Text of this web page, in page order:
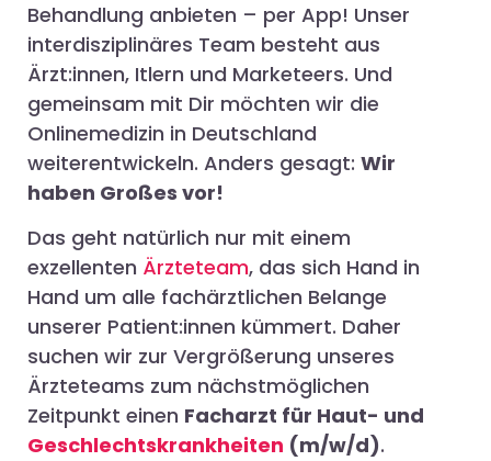
Behandlung anbieten – per App! Unser
interdisziplinäres Team besteht aus
Ärzt:innen, Itlern und Marketeers. Und
gemeinsam mit Dir möchten wir die
Onlinemedizin in Deutschland
weiterentwickeln. Anders gesagt: Wir
haben Großes vor!
Das geht natürlich nur mit einem
exzellenten Ärzteteam, das sich Hand in
Hand um alle fachärztlichen Belange
unserer Patient:innen kümmert. Daher
suchen wir zur Vergrößerung unseres
Ärzteteams zum nächstmöglichen
Zeitpunkt einen Facharzt für Haut- und
Geschlechtskrankheiten (m/w/d).